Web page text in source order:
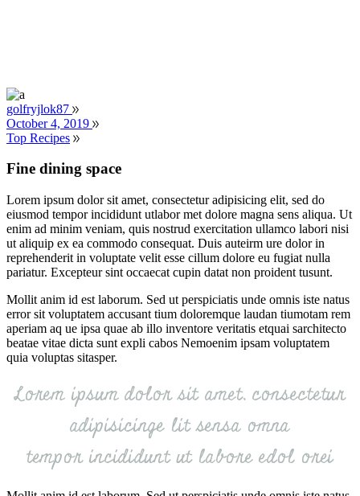
golfryjlok87
October 4, 2019
Top Recipes
Fine dining space
Lorem ipsum dolor sit amet, consectetur adipisicing elit, sed do
eiusmod tempor incididunt utlabor met dolore magna sens aliqua. Ut
enim ad minim veniam, quis nostrud exercitation ullamco labori nisi
ut aliquip ex ea commodo consequat. Duis auteirm ure dolor in
reprehenderit in voluptate velit esse cillum dolore eu fugiat nulla
pariatur. Excepteur sint occaecat cupin datat non proident tusunt.
Mollit anim id est laborum. Sed ut perspiciatis unde omnis iste natus
error sit voluptatem accusant tium doloremque laudan tiumotam rem
aperiam aq ue ipsa quae ab illo inventore veritatis etquai sarchitecto
beatae vitae dicta sunt expli cabos Nemoenim ipsam voluptatem
quia voluptas sitasper.
Lorem ipsum dolor sit amet, consectetur
adipisicinge lit sensa omna
tempor incididunt ut labore edol orei